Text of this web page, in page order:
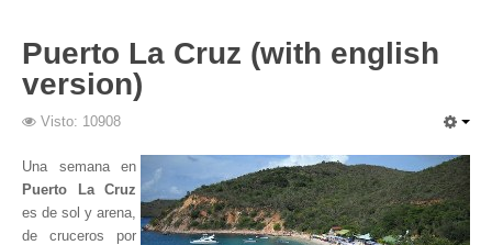
Parque Nacional Henri Pittier y Choroní
Parque Nacional La Cueva del Guácharo
Parque Nacional Laguna de Tacarigua
Parque Nacional Los Médanos de Coro
Parque Nacional Mochima
Parque Nacional Morrocoy
Puerto La Cruz (with english
version)
Visto: 10908
Una semana en
Puerto La Cruz
es de sol y arena,
de cruceros por